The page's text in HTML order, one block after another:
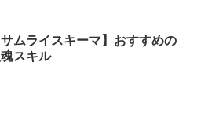
サムライスキーマ】おすすめの
魂スキル